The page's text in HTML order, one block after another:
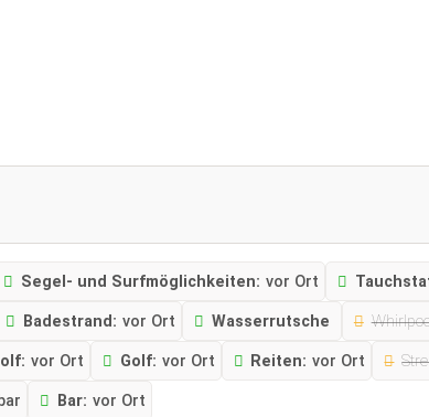
Segel- und Surfmöglichkeiten: vor Ort
Badestrand: vor Ort Wasserrutsche
vor Ort Golf: vor Ort Reiten: vor Ort
Bar: vor Ort